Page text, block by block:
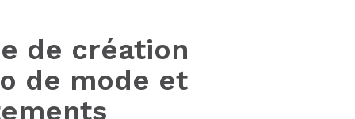
de création
de mode et